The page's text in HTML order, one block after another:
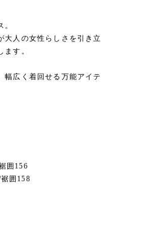
大人の女性らしさを引き立
す。
幅広く着回せる万能アイテ
囲156
囲158